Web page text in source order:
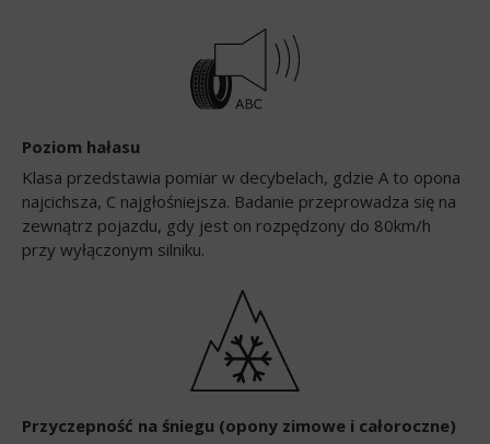
Poziom hałasu
Klasa przedstawia pomiar w decybelach, gdzie A to opona
najcichsza, C najgłośniejsza. Badanie przeprowadza się na
zewnątrz pojazdu, gdy jest on rozpędzony do 80km/h
przy wyłączonym silniku.
Przyczepność na śniegu (opony zimowe i całoroczne)